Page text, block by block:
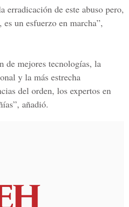
erradicación de este abuso pero,
un esfuerzo en marcha”,
de mejores tecnologías, la
y la más estrecha
del orden, los expertos en
añadió.